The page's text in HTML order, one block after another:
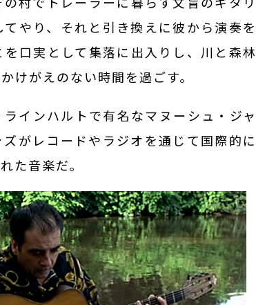
やり、それと引き換えに彼から演奏を
口実として集落に出入りし、川と森林
けがえのない時間を過ごす。
インハルトで有名なマヌーシュ・ジャ
がレコードやラジオを通じて国際的に
た音楽だ。